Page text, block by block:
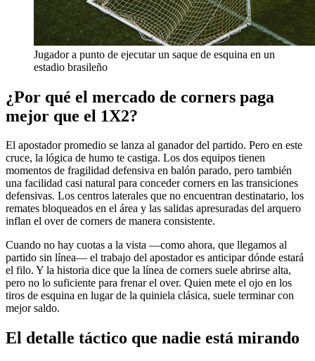
Jugador a punto de ejecutar un saque de esquina en un
estadio brasileño
¿Por qué el mercado de corners paga
mejor que el 1X2?
El apostador promedio se lanza al ganador del partido. Pero en este
cruce, la lógica de humo te castiga. Los dos equipos tienen
momentos de fragilidad defensiva en balón parado, pero también
una facilidad casi natural para conceder corners en las transiciones
defensivas. Los centros laterales que no encuentran destinatario, los
remates bloqueados en el área y las salidas apresuradas del arquero
inflan el over de corners de manera consistente.
Cuando no hay cuotas a la vista —como ahora, que llegamos al
partido sin línea— el trabajo del apostador es anticipar dónde estará
el filo. Y la historia dice que la línea de corners suele abrirse alta,
pero no lo suficiente para frenar el over. Quien mete el ojo en los
tiros de esquina en lugar de la quiniela clásica, suele terminar con
mejor saldo.
El detalle táctico que nadie está mirando